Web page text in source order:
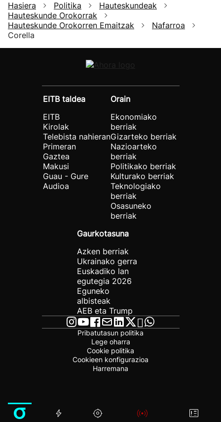
Hasiera Politika
Hauteskundeak
Hauteskunde Orokorrak
Hauteskunde Orokorren Emaitzak
Nafarroa
Corella
EITB taldea
EITB
Kirolak
Telebista nahieran
Primeran
Gaztea
Makusi
Guau - Gure
Audioa
Orain
Ekonomiako
berriak
Gizarteko berriak
Nazioarteko
berriak
Politikako berriak
Kulturako berriak
Teknologiako
berriak
Osasuneko
berriak
Gaurkotasuna
Azken berriak
Ukrainako gerra
Euskadiko lan
egutegia 2026
Eguneko
albisteak
AEB eta Trump
Pribatutasun politika
Lege oharra
Cookie politika
Cookieen konfigurazioa
Harremana